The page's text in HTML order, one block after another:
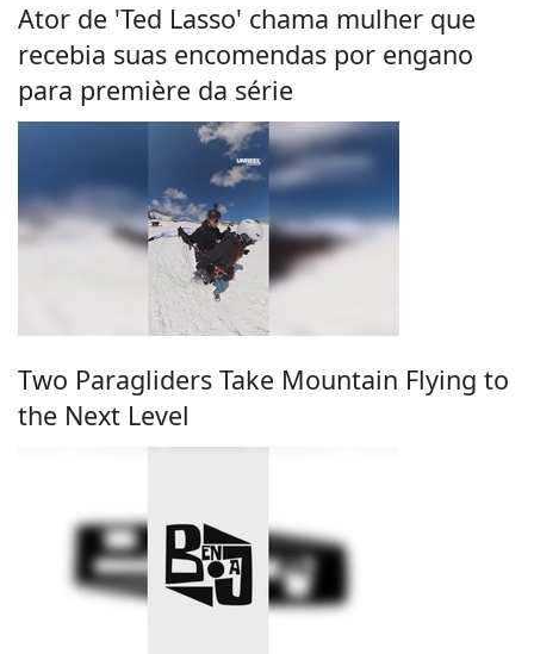
Ator de 'Ted Lasso' chama mulher que
recebia suas encomendas por engano
para première da série
Two Paragliders Take Mountain Flying to
the Next Level